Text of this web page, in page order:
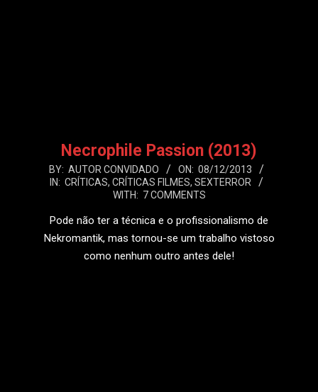
Necrophile Passion (2013)
2013-
12-
BY: AUTOR CONVIDADO ON: 08/12/2013
IN: CRÍTICAS, CRÍTICAS FILMES, SEXTERROR
WITH: 7 COMMENTS
Pode não ter a técnica e o profissionalismo de
Nekromantik, mas tornou-se um trabalho vistoso
como nenhum outro antes dele!